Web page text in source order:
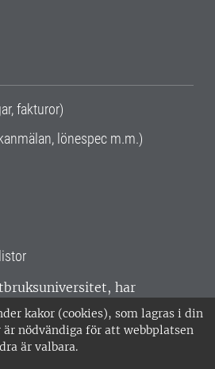
kakor (cookies), som lagras i din
är nödvändiga för att webbplatsen
är valbara.
fakturor)
lönespec m.m.)
har
Sverige. Huvudorter är
Umeå.SLU är
ISO 14001. •
nr: 202100-2817 •